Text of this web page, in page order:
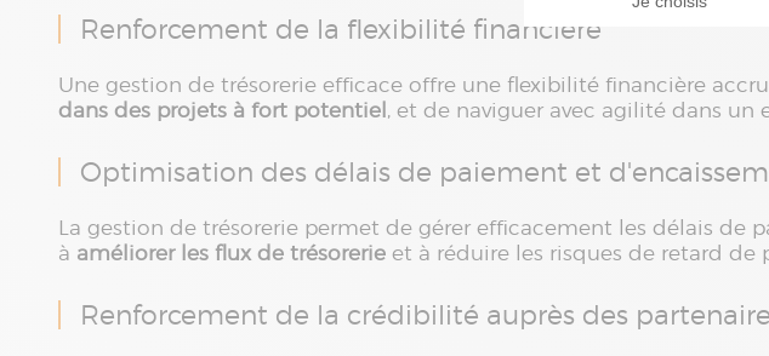
Renforcement de la flexibilité financière
Une gestion de trésorerie efficace offre une flexibilité financière
dans des projets à fort potentiel , et de naviguer avec agilité dans
Optimisation des délais de paiement et
La gestion de trésorerie permet de gérer efficacement les délais de
à améliorer les flux de trésorerie et à réduire les risques de retard de
Renforcement de la crédibilité auprès des